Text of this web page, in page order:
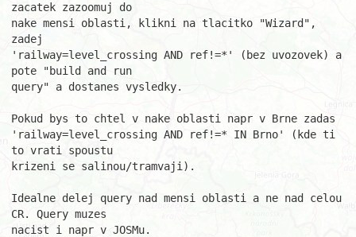
zacatek zazoomuj do
nake mensi oblasti, klikni na tlacitko "Wizard",
zadej
'railway=level_crossing AND ref!=*' (bez uvozovek) a
pote "build and run
query" a dostanes vysledky.
Pokud bys to chtel v nake oblasti napr v Brne zadas
'railway=level_crossing AND ref!=* IN Brno' (kde ti
to vrati spoustu
krizeni se salinou/tramvaji).
Idealne delej query nad mensi oblasti a ne nad celou
CR. Query muzes
nacist i napr v JOSMu.